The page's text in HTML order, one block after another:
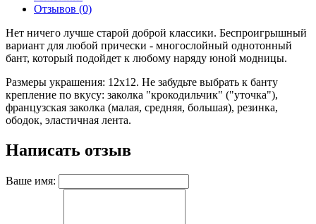
Отзывов (0)
Нет ничего лучше старой доброй классики. Беспроигрышный
вариант для любой прически - многослойный однотонный
бант, который подойдет к любому наряду юной модницы.
Размеры украшения: 12х12. Не забудьте выбрать к банту
крепление по вкусу: заколка "крокодильчик" ("уточка"),
французская заколка (малая, средняя, большая), резинка,
ободок, эластичная лента.
Написать отзыв
Ваше имя: